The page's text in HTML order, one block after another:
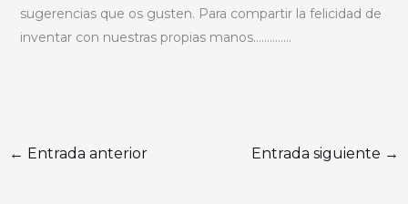
sugerencias que os gusten. Para compartir la felicidad de
inventar con nuestras propias manos…………..
← Entrada anterior Entrada siguiente →